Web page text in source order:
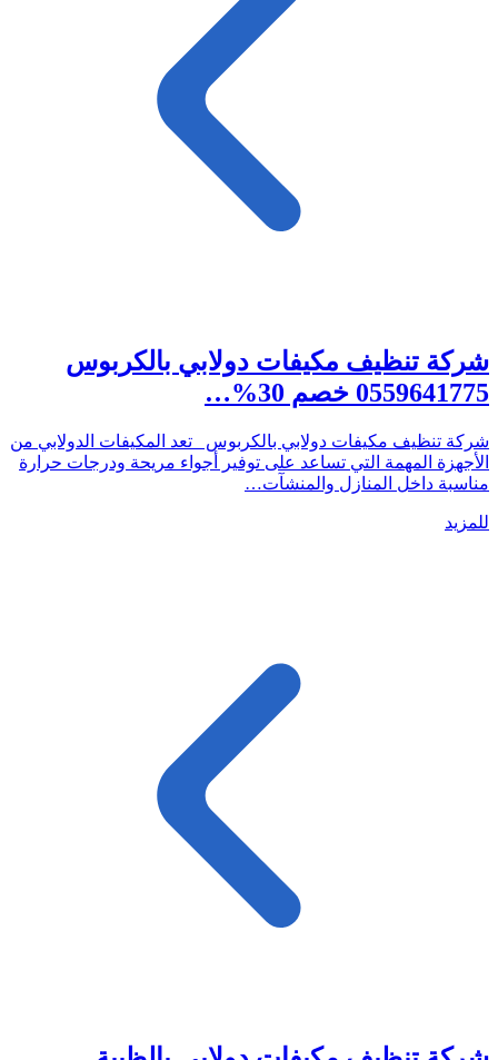
شركة تنظيف مكيفات دولابي بالكربوس
0559641775 خصم 30%…
شركة تنظيف مكيفات دولابي بالكربوس تعد المكيفات الدولابي من
الأجهزة المهمة التي تساعد على توفير أجواء مريحة ودرجات حرارة
مناسبة داخل المنازل والمنشآت…
للمزيد